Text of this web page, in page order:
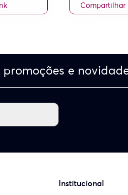
Compartilhar
promoções e
Institucional